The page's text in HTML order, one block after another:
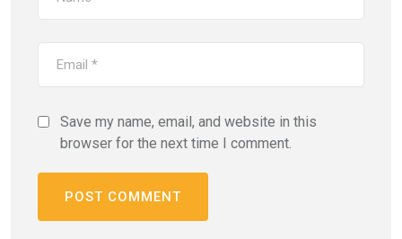
Save my name, email, and website in this
browser for the next time I comment.